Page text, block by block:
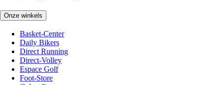
Onze winkels
Basket-Center
Daily Bikers
Direct Running
Direct-Volley
Espace Golf
Foot-Store